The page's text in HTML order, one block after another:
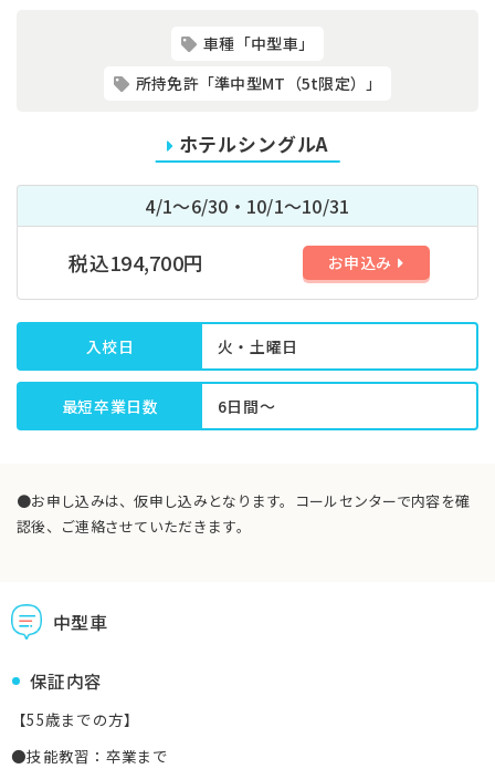
車種「中型車」
所持免許「準中型MT（5t限定）」
ホテルシングルA
4/1～6/30・10/1～10/31
税込194,700円 お申込み
入校日 火・土曜日
最短卒業日数 6日間～
●お申し込みは、仮申し込みとなります。コールセンターで内容を確
認後、ご連絡させていただきます。
中型車
保証内容
【55歳までの方】
●技能教習：卒業まで